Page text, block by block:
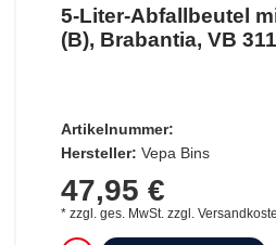
5-Liter-Abfallbeutel
(B), Brabantia, VB
Artikelnummer:
Hersteller: Vepa Bins
47,95 €
* zzgl. ges. MwSt.zzgl.